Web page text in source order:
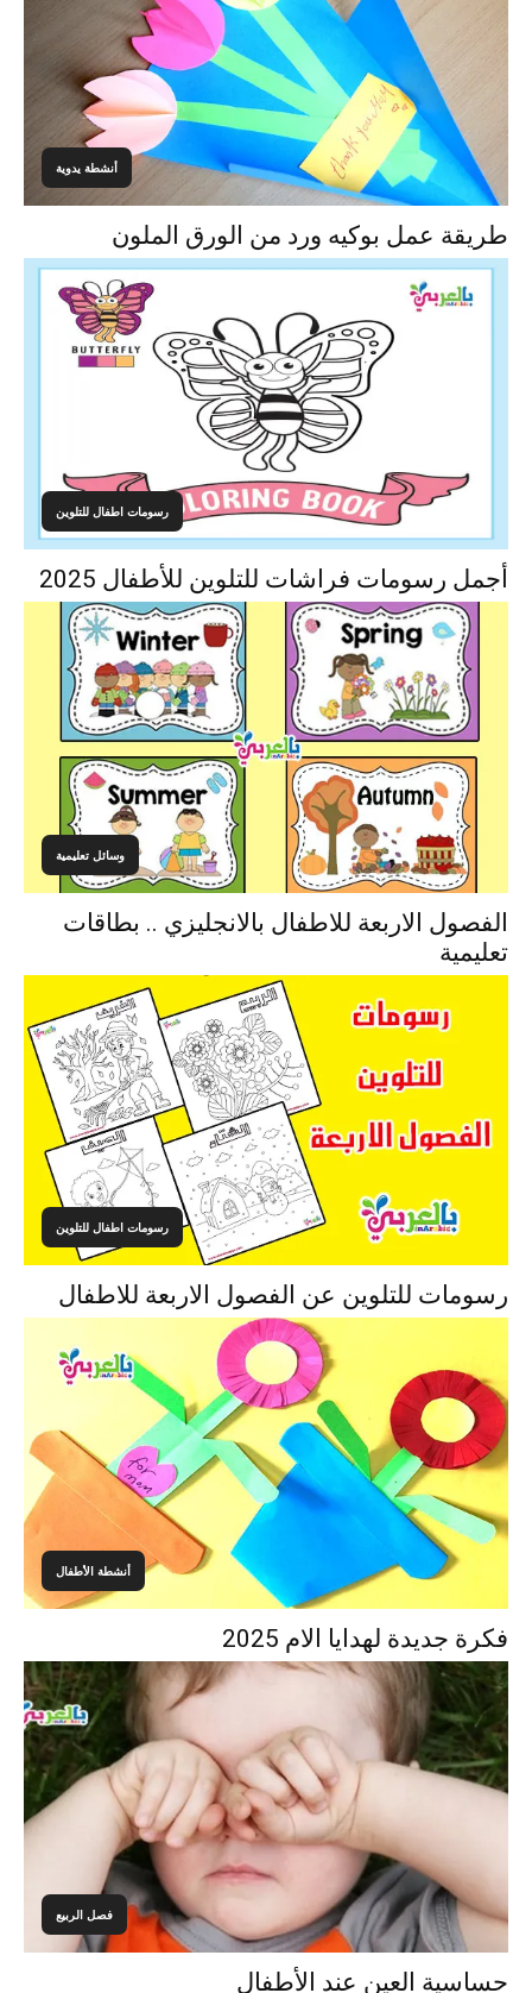
أنشطة يدوية
طريقة عمل بوكيه ورد من الورق الملون
رسومات اطفال للتلوين
أجمل رسومات فراشات للتلوين للأطفال 2025
وسائل تعليمية
الفصول الاربعة للاطفال بالانجليزي .. بطاقات
تعليمية
رسومات اطفال للتلوين
رسومات للتلوين عن الفصول الاربعة للاطفال
أنشطة الأطفال
فكرة جديدة لهدايا الام 2025
فصل الربيع
حساسية العين عند الأطفال